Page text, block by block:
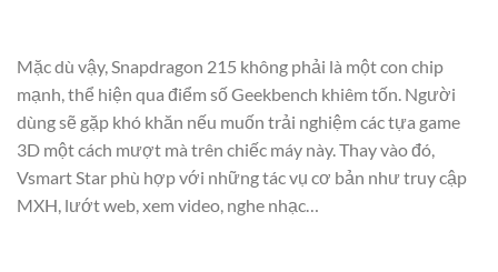
Mặc dù vậy, Snapdragon 215 không phải là một con chip
mạnh, thể hiện qua điểm số Geekbench khiêm tốn. Người
dùng sẽ gặp khó khăn nếu muốn trải nghiệm các tựa game
3D một cách mượt mà trên chiếc máy này. Thay vào đó,
Vsmart Star phù hợp với những tác vụ cơ bản như truy cập
MXH, lướt web, xem video, nghe nhạc…